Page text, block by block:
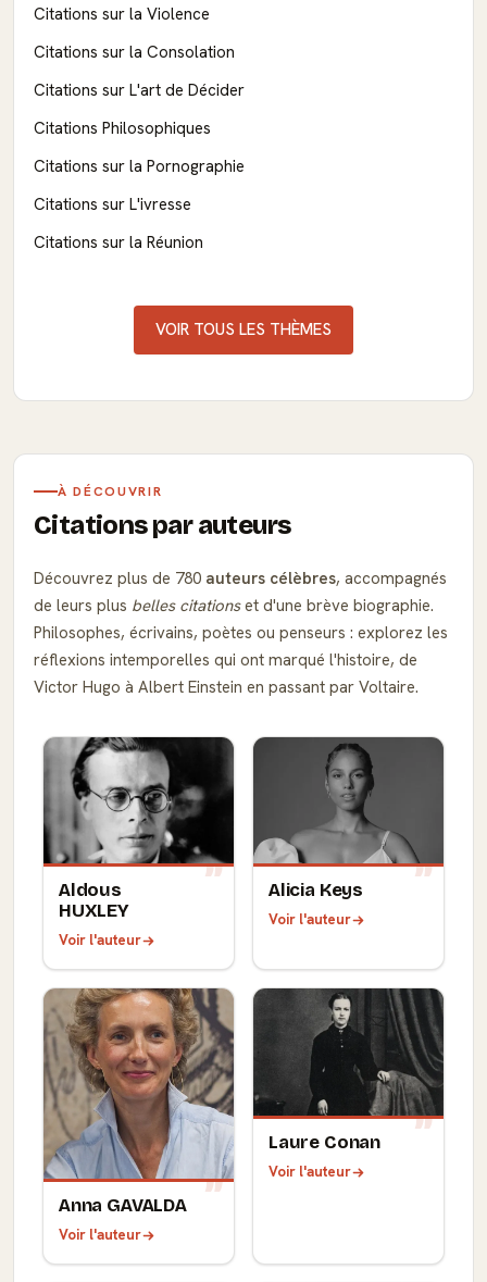
Citations sur la Violence
Citations sur la Consolation
Citations sur L'art de Décider
Citations Philosophiques
Citations sur la Pornographie
Citations sur L'ivresse
Citations sur la Réunion
VOIR TOUS LES THÈMES
À DÉCOUVRIR
Citations par auteurs
Découvrez plus de 780 auteurs célèbres, accompagnés
de leurs plus belles citationset d'une brève biographie.
Philosophes, écrivains, poètes ou penseurs : explorez les
réflexions intemporelles qui ont marqué l'histoire, de
Victor Hugo à Albert Einstein en passant par Voltaire.
Aldous
HUXLEY
Voir l'auteur
Alicia Keys
Voir l'auteur
Anna GAVALDA
Voir l'auteur
Laure Conan
Voir l'auteur